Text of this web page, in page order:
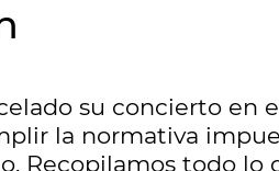
su concierto en
la normativa
Recopilamos todo lo